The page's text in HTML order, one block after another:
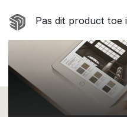
Pas dit product toe